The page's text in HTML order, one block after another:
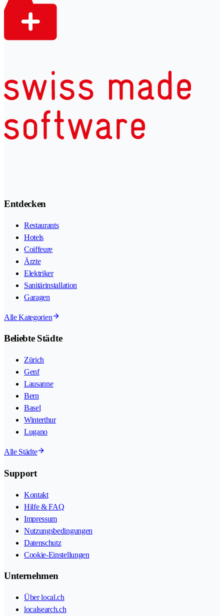
Entdecken
Restaurants
Hotels
Coiffeure
Ärzte
Elektriker
Sanitärinstallation
Garagen
Alle Kategorien
Beliebte Städte
Zürich
Genf
Lausanne
Bern
Basel
Winterthur
Lugano
Alle Städte
Support
Kontakt
Hilfe & FAQ
Impressum
Nutzungsbedingungen
Datenschutz
Cookie-Einstellungen
Unternehmen
Über local.ch
localsearch.ch